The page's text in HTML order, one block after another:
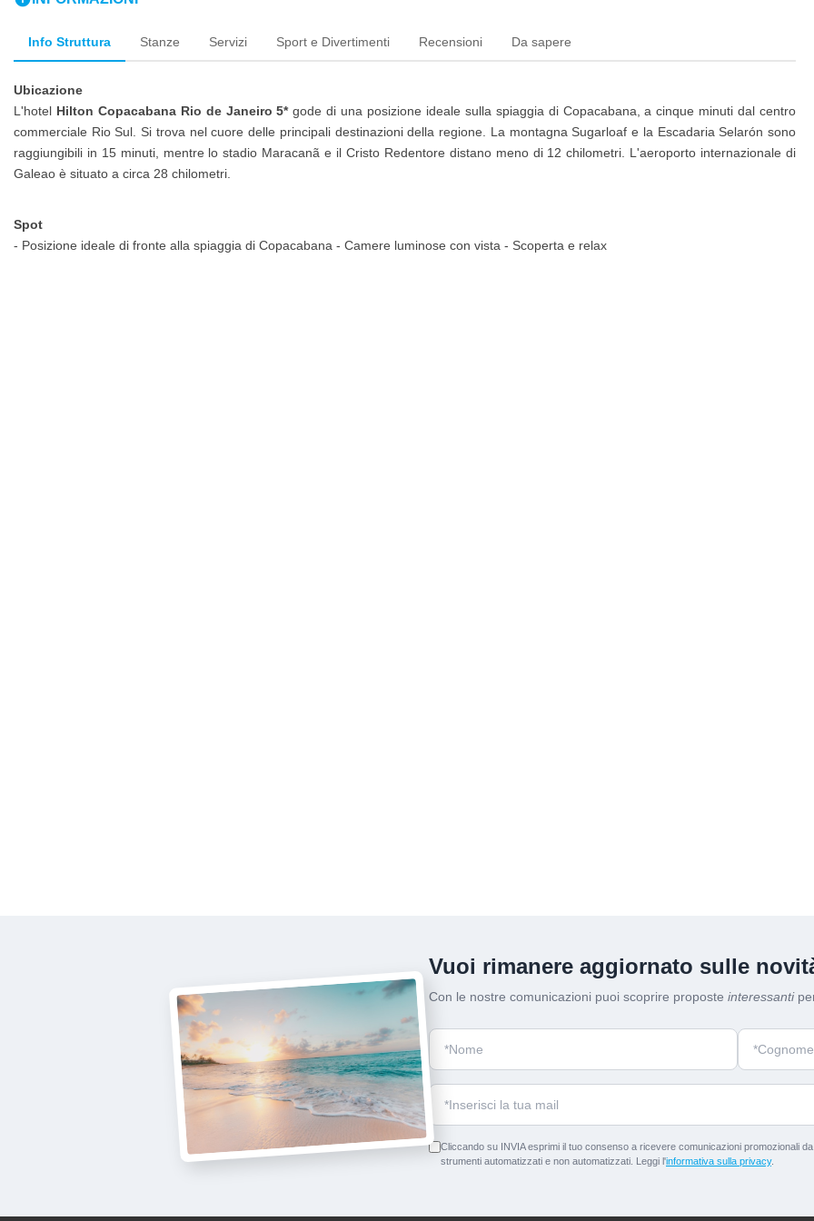
Info Struttura Stanze Servizi Sport e Divertimenti Recensioni Da sapere
Ubicazione
L'hotel Hilton Copacabana Rio de Janeiro 5*gode di una posizione ideale sulla spiaggia di Copacabana, a cinque minuti dal centro
commerciale Rio Sul. Si trova nel cuore delle principali destinazioni della regione. La montagna Sugarloaf e la Escadaria Selarón sono
raggiungibili in 15 minuti, mentre lo stadio Maracanã e il Cristo Redentore distano meno di 12 chilometri. L'aeroporto internazionale di
Galeao è situato a circa 28 chilometri.
Spot
- Posizione ideale di fronte alla spiaggia di Copacabana - Camere luminose con vista - Scoperta e relax
Vuoi rimanere aggiornato sulle
Con le nostre comunicazioni puoi scoprire proposte interessanti
Cliccando su INVIA esprimi il tuo consenso a ricevere comunicazioni promozionali da
strumenti automatizzati e non automatizzati. Leggi l'informativa sulla privacy.